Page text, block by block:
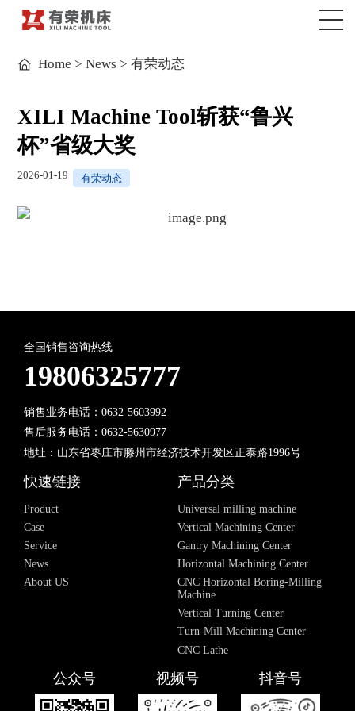
Home >News >有荣动态
XILI Machine Tool斩获“鲁兴
杯”省级大奖
2026-01-19 有荣动态
全国销售咨询热线
19806325777
销售业务电话：0632-5603992
售后服务电话：0632-5630977
地址：山东省枣庄市滕州市经济技术开发区正泰路1996号
快速链接
Product
Case
Service
News
About US
产品分类
Universal milling machine
Vertical Machining Center
Gantry Machining Center
Horizontal Machining Center
CNC Horizontal Boring-Milling
Machine
Vertical Turning Center
Turn-Mill Machining Center
CNC Lathe
公众号 视频号 抖音号